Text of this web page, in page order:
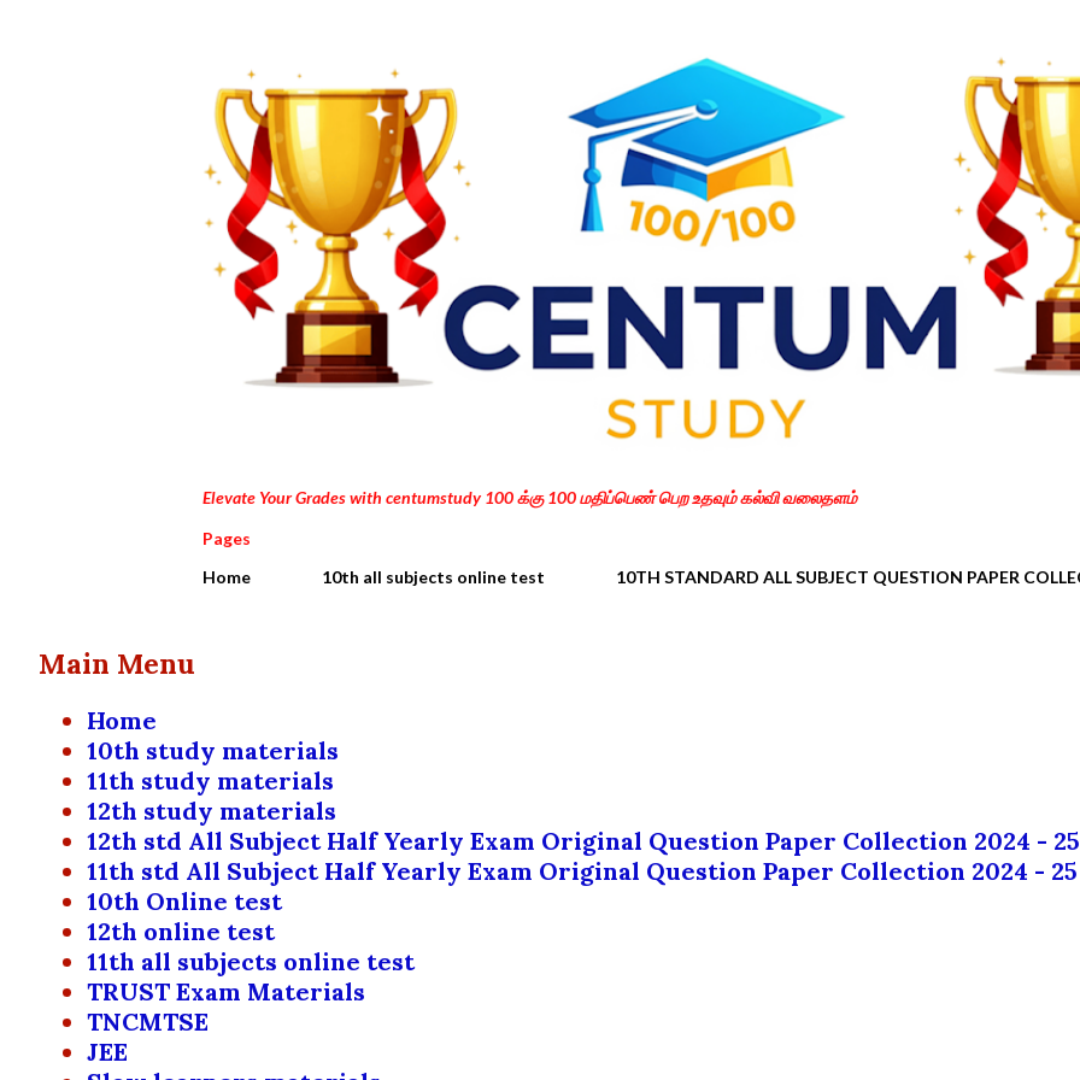
Elevate Your Grades with centumstudy 100 க்கு 100 மதிப்பெண் பெற உதவும் கல்வி வலைதளம்
Pages
Home
10th all subjects online test 10TH STANDARD ALL SUBJECT QUESTION PAPER
Main Menu
Home
10th study materials
11th study materials
12th study materials
12th std All Subject Half Yearly Exam Original Question Paper Collection 2024 - 25
11th std All Subject Half Yearly Exam Original Question Paper Collection 2024 - 25
10th Online test
12th online test
11th all subjects online test
TRUST Exam Materials
TNCMTSE
JEE